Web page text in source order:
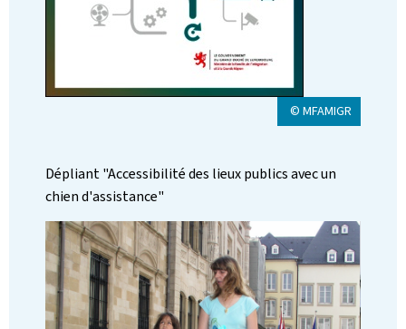
© MFAMIGR
Dépliant "Accessibilité des lieux publics avec un
chien d'assistance"